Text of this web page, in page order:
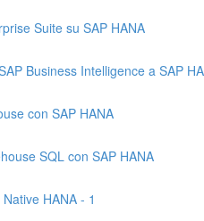
Suite su SAP HANA
Business Intelligence a SAP
con SAP HANA
SQL con SAP HANA
HANA - 1